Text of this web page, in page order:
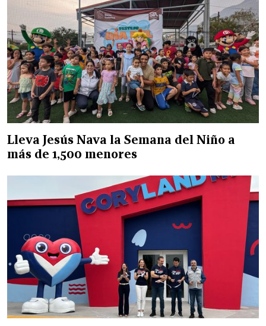
Lleva Jesús Nava la Semana del Niño a
más de 1,500 menores